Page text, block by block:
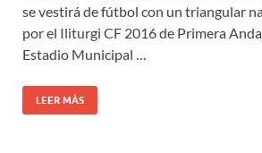
se vestirá de fútbol con un triangular
por el Iliturgi CF 2016 de Primera
Estadio Municipal …
LEER MÁS